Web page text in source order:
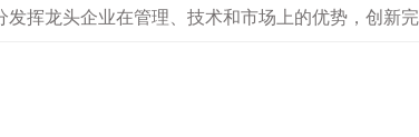
挥龙头企业在管理、技术和市场上的优势，创新